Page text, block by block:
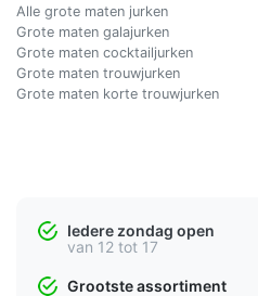
Alle grote maten jurken
Grote maten galajurken
Grote maten cocktailjurken
Grote maten trouwjurken
Grote maten korte trouwjurken
Iedere zondag open
van 12 tot 17
Grootste assortiment